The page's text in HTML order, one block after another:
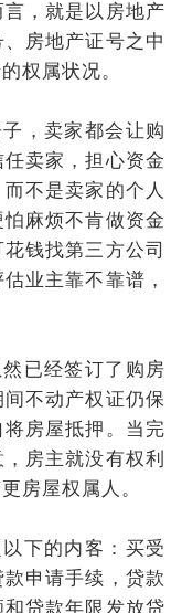
，就是以房地产
房地产证号之中
权属状况。
，卖家都会让购
卖家，担心资金
不是卖家的个人
麻烦不肯做资金
钱找第三方公司
业主靠不靠谱，
已经签订了购房
不动产权证仍保
房屋抵押。当完
房主就没有权利
房屋权属人。
下的内客：买受
申请手续，贷款
贷款年限发放贷